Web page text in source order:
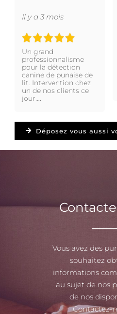
Il y a 3 mois
Un grand
professionnalisme
pour la détection
canine de punaise de
lit. Intervention chez
un de nos clients ce
jour….
Déposez vous aussi
Vous avez des
souhaitez
informations
au sujet de nos
de nos
Contactez-